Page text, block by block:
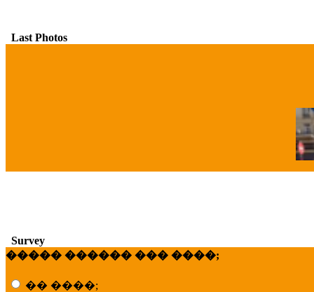
Last Photos
Survey
����� ������ ��� ����;
�� ����;